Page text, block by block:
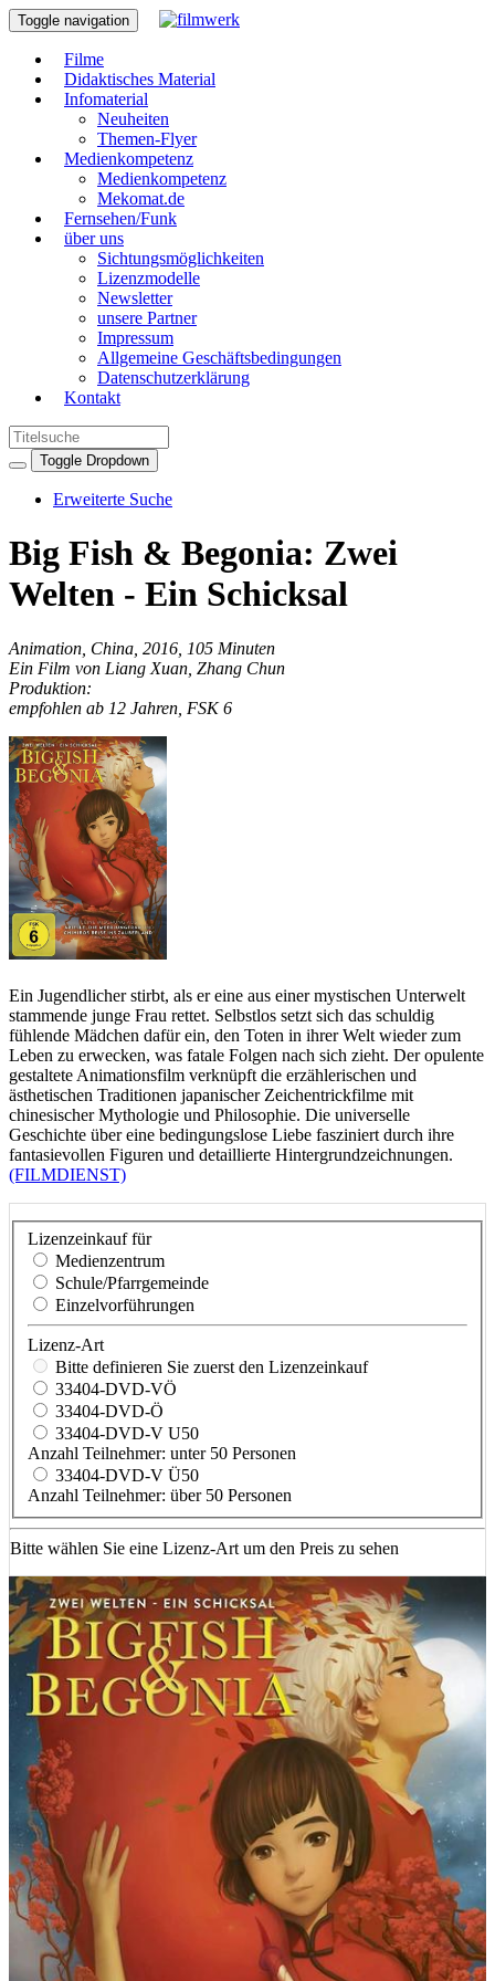
Toggle navigation
Filme
Didaktisches Material
Infomaterial
Neuheiten
Themen-Flyer
Medienkompetenz
Medienkompetenz
Mekomat.de
Fernsehen/Funk
über uns
Sichtungsmöglichkeiten
Lizenzmodelle
Newsletter
unsere Partner
Impressum
Allgemeine Geschäftsbedingungen
Datenschutzerklärung
Kontakt
Toggle Dropdown
Erweiterte Suche
Big Fish & Begonia: Zwei
Welten - Ein Schicksal
Animation, China, 2016, 105 Minuten
Ein Film von Liang Xuan, Zhang Chun
Produktion:
empfohlen ab 12 Jahren, FSK 6
Ein Jugendlicher stirbt, als er eine aus einer mystischen Unterwelt
stammende junge Frau rettet. Selbstlos setzt sich das schuldig
fühlende Mädchen dafür ein, den Toten in ihrer Welt wieder zum
Leben zu erwecken, was fatale Folgen nach sich zieht. Der opulente
gestaltete Animationsfilm verknüpft die erzählerischen und
ästhetischen Traditionen japanischer Zeichentrickfilme mit
chinesischer Mythologie und Philosophie. Die universelle
Geschichte über eine bedingungslose Liebe fasziniert durch ihre
fantasievollen Figuren und detaillierte Hintergrundzeichnungen.
(FILMDIENST)
Lizenzeinkauf für
Medienzentrum
Schule/Pfarrgemeinde
Einzelvorführungen
Lizenz-Art
Bitte definieren Sie zuerst den Lizenzeinkauf
33404-DVD-VÖ
33404-DVD-Ö
33404-DVD-V U50
Anzahl Teilnehmer: unter 50 Personen
33404-DVD-V Ü50
Anzahl Teilnehmer: über 50 Personen
Bitte wählen Sie eine Lizenz-Art um den Preis zu sehen